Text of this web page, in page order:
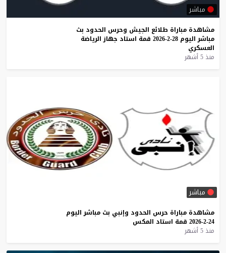
مباشر
مشاهدة مباراة طلائع الجيش وحرس الحدود بث
مباشر اليوم 28-2-2026 قمة استاد جهاز الرياضة
العسكري
منذ 5 أشهر
مباشر
مشاهدة مباراة حرس الحدود وإنبي بث مباشر اليوم
24-2-2026
قمة استاد المكس
منذ 5 أشهر